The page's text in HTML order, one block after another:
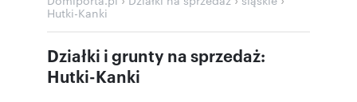
Hutki-Kanki
Działki i grunty na sprzedaż:
Hutki-Kanki